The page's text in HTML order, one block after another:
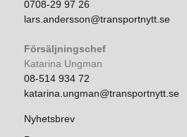
0708-29 97 26
lars.andersson@transportnytt.se
Försäljningschef
Katarina Ungman
08-514 934 72
katarina.ungman@transportnytt.se
Nyhetsbrev